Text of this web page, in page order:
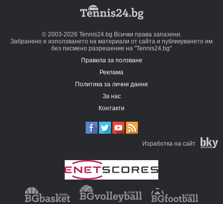
© 2003-2026 Tennis24.bg Всички права запазени.
Забранено е използването на материали от сайта и публикуването им
без писмено разрешение на "Tennis24.bg"
Правила за ползване
Реклама
Политика за лични данни
За нас
Контакти
Изработка на сайт